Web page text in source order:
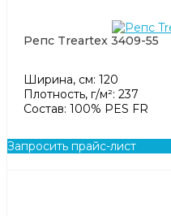
Репс Treartex 3409-55
Ширина, см: 120
Плотность, г/м²: 237
Состав: 100% PES FR
Запросить прайс-лист